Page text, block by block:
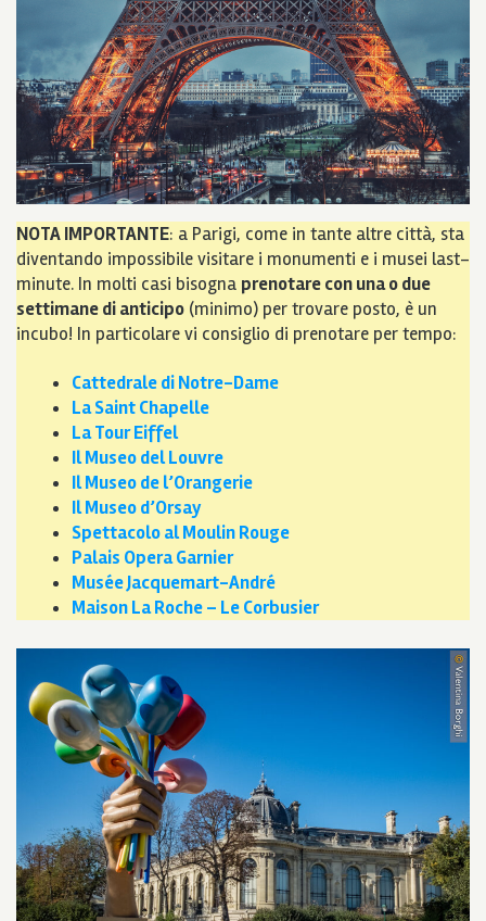
NOTA IMPORTANTE: a Parigi, come in tante altre città, sta
diventando impossibile visitare i monumenti e i musei last-
minute. In molti casi bisogna prenotare con una o due
settimane di anticipo (minimo) per trovare posto, è un
incubo! In particolare vi consiglio di prenotare per tempo:
Cattedrale di Notre-Dame
La Saint Chapelle
La Tour Eiffel
Il Museo del Louvre
Il Museo de l’Orangerie
Il Museo d’Orsay
Spettacolo al Moulin Rouge
Palais Opera Garnier
Musée Jacquemart-André
Maison La Roche – Le Corbusier